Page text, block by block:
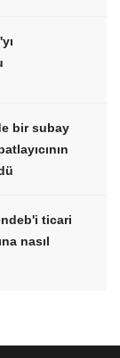
bir subay
ticari
nasıl